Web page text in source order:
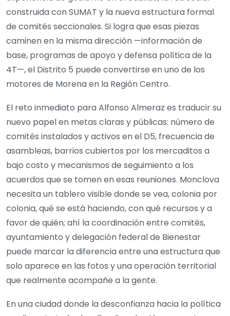
construida con SUMAT y la nueva estructura formal
de comités seccionales. Si logra que esas piezas
caminen en la misma dirección —información de
base, programas de apoyo y defensa política de la
4T—, el Distrito 5 puede convertirse en uno de los
motores de Morena en la Región Centro.
El reto inmediato para Alfonso Almeraz es traducir su
nuevo papel en metas claras y públicas: número de
comités instalados y activos en el D5, frecuencia de
asambleas, barrios cubiertos por los mercaditos a
bajo costo y mecanismos de seguimiento a los
acuerdos que se tomen en esas reuniones. Monclova
necesita un tablero visible donde se vea, colonia por
colonia, qué se está haciendo, con qué recursos y a
favor de quién; ahí la coordinación entre comités,
ayuntamiento y delegación federal de Bienestar
puede marcar la diferencia entre una estructura que
solo aparece en las fotos y una operación territorial
que realmente acompañe a la gente.
En una ciudad donde la desconfianza hacia la política